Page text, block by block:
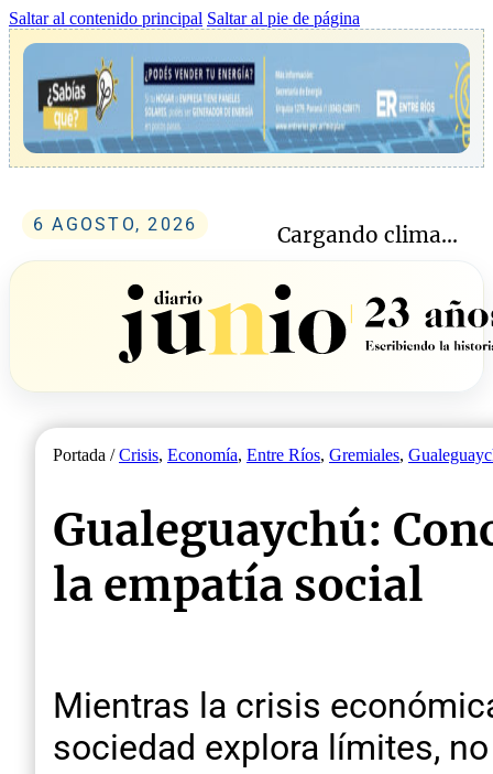
Saltar al contenido principal Saltar al pie de página
6 AGOSTO, 2026 Cargando clima...
Portada /Crisis, Economía, Entre Ríos, Gremiales,
Gualeguaychú:
la empatía social
Mientras la crisis
sociedad explora límites,